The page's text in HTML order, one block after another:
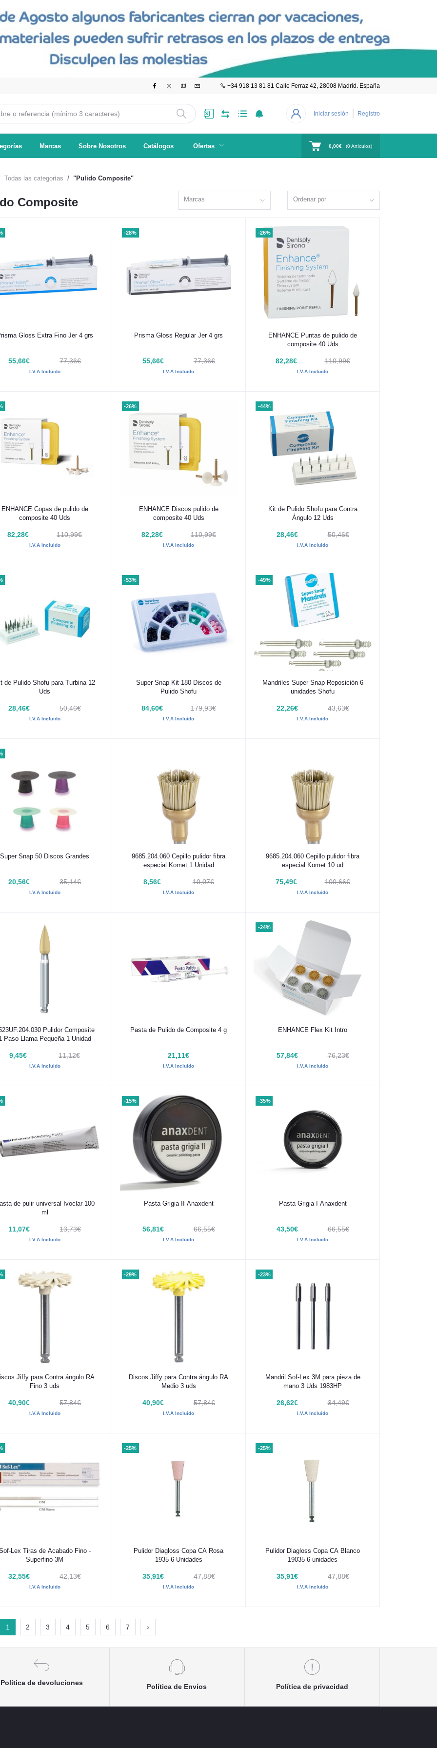
+34 918 13 81 81 Calle Ferraz 42, 28008 Madrid. España
Iniciar sesión Registro
Marcas Sobre Nosotros Catálogos Ofertas 0,00€ (0Artículos)
Todas las categorías "Pulido Composite"
Composite Marcas Ordenar por
Añadir al carrito
Gloss Extra Fino Jer 4 grs
55,66€ 77,36€
I.V.A Incluido
-28%
Añadir al carrito
Prisma Gloss Regular Jer 4 grs
55,66€ 77,36€
I.V.A Incluido
-26%
Añadir al carrito
ENHANCE Puntas de pulido de
composite 40 Uds
82,28€ 110,99€
I.V.A Incluido
Añadir al carrito
ENHANCE Copas de pulido de
composite 40 Uds
82,28€ 110,99€
I.V.A Incluido
-26%
Añadir al carrito
ENHANCE Discos pulido de
composite 40 Uds
82,28€ 110,99€
I.V.A Incluido
-44%
Añadir al carrito
Kit de Pulido Shofu para Contra
Ángulo 12 Uds
28,46€ 50,46€
I.V.A Incluido
Añadir al carrito
de Pulido Shofu para Turbina 12
Uds
28,46€ 50,46€
I.V.A Incluido
-53%
Añadir al carrito
Super Snap Kit 180 Discos de
Pulido Shofu
84,60€ 179,93€
I.V.A Incluido
-49%
Añadir al carrito
Mandriles Super Snap Reposición 6
unidades Shofu
22,26€ 43,63€
I.V.A Incluido
Añadir al carrito
Super Snap 50 Discos Grandes
20,56€ 35,14€
I.V.A Incluido
Añadir al carrito
9685.204.060 Cepillo pulidor fibra
especial Komet 1 Unidad
8,56€ 10,07€
I.V.A Incluido
Añadir al carrito
9685.204.060 Cepillo pulidor fibra
especial Komet 10 ud
75,49€ 100,66€
I.V.A Incluido
Añadir al carrito
Pulidor Composite
Paso Llama Pequeña 1 Unidad
9,45€ 11,12€
I.V.A Incluido
Añadir al carrito
Pasta de Pulido de Composite 4 g
21,11€
I.V.A Incluido
-24%
Añadir al carrito
ENHANCE Flex Kit Intro
57,84€ 76,23€
I.V.A Incluido
Añadir al carrito
de pulir universal Ivoclar 100
ml
11,07€ 13,73€
I.V.A Incluido
-15%
Añadir al carrito
Pasta Grigia II Anaxdent
56,81€ 66,55€
I.V.A Incluido
-35%
Añadir al carrito
Pasta Grigia I Anaxdent
43,50€ 66,55€
I.V.A Incluido
Añadir al carrito
Jiffy para Contra ángulo RA
Fino 3 uds
40,90€ 57,84€
I.V.A Incluido
-29%
Añadir al carrito
Discos Jiffy para Contra ángulo RA
Medio 3 uds
40,90€ 57,84€
I.V.A Incluido
-23%
Añadir al carrito
Mandril Sof-Lex 3M para pieza de
mano 3 Uds 1983HP
26,62€ 34,49€
I.V.A Incluido
Añadir al carrito
Lex Tiras de Acabado Fino -
Superfino 3M
32,55€ 42,13€
I.V.A Incluido
-25%
Añadir al carrito
Pulidor Diagloss Copa CA Rosa
1935 6 Unidades
35,91€ 47,88€
I.V.A Incluido
-25%
Añadir al carrito
Pulidor Diagloss Copa CA Blanco
19035 6 unidades
35,91€ 47,88€
I.V.A Incluido
1 2 3 4 5 6 7 ›
Política de devoluciones
Política de Envíos Política de privacidad